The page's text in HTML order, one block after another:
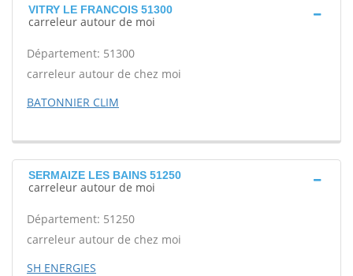
VITRY LE FRANCOIS 51300
carreleur autour de moi
Département: 51300
carreleur autour de chez moi
BATONNIER CLIM
SERMAIZE LES BAINS 51250
carreleur autour de moi
Département: 51250
carreleur autour de chez moi
SH ENERGIES